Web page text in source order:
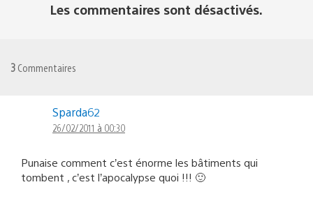
Les commentaires sont désactivés.
3 Commentaires
Sparda62
26/02/2011 à 00:30
Punaise comment c’est énorme les bâtiments qui
tombent , c’est l’apocalypse quoi !!! 🙂